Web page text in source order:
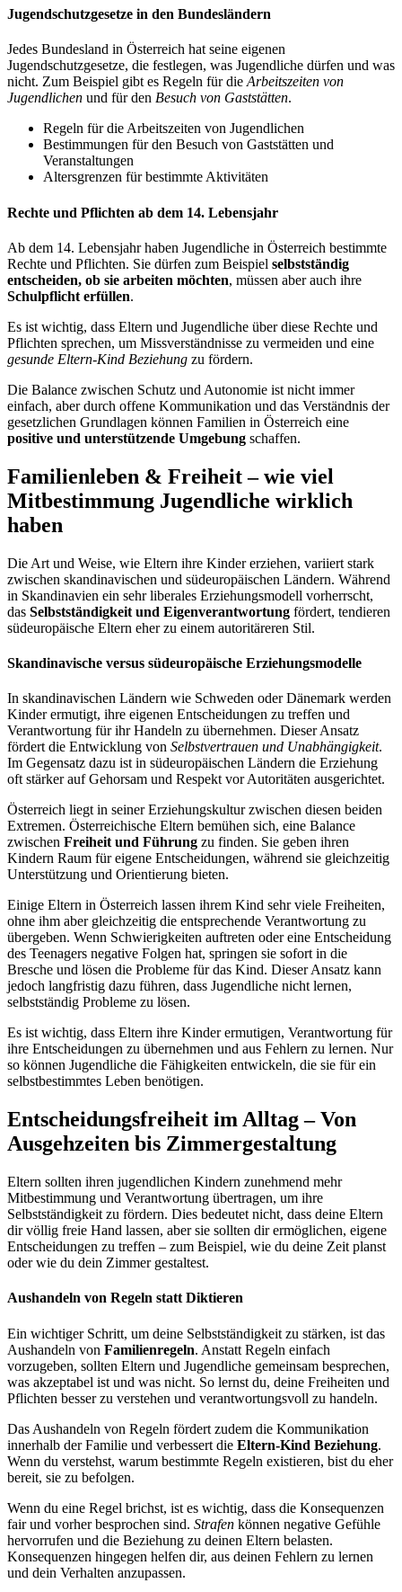
Jugendschutzgesetze in den Bundesländern
Jedes Bundesland in Österreich hat seine eigenen
Jugendschutzgesetze, die festlegen, was Jugendliche dürfen und was
nicht. Zum Beispiel gibt es Regeln für dieArbeitszeiten von
Jugendlichen und für den Besuch von Gaststätten.
Regeln für die Arbeitszeiten von Jugendlichen
Bestimmungen für den Besuch von Gaststätten und
Veranstaltungen
Altersgrenzen für bestimmte Aktivitäten
Rechte und Pflichten ab dem 14. Lebensjahr
Ab dem 14. Lebensjahr haben Jugendliche in Österreich bestimmte
Rechte und Pflichten. Sie dürfen zum Beispiel selbstständig
entscheiden, ob sie arbeiten möchten, müssen aber auch ihre
Schulpflicht erfüllen.
Es ist wichtig, dass Eltern und Jugendliche über diese Rechte und
Pflichten sprechen, um Missverständnisse zu vermeiden und eine
gesunde Eltern-Kind Beziehung zu fördern.
Die Balance zwischen Schutz und Autonomie ist nicht immer
einfach, aber durch offene Kommunikation und das Verständnis der
gesetzlichen Grundlagen können Familien in Österreich eine
positive und unterstützende Umgebung schaffen.
Familienleben & Freiheit – wie viel
Mitbestimmung Jugendliche wirklich
haben
Die Art und Weise, wie Eltern ihre Kinder erziehen, variiert stark
zwischen skandinavischen und südeuropäischen Ländern. Während
in Skandinavien ein sehr liberales Erziehungsmodell vorherrscht,
das Selbstständigkeit und Eigenverantwortung fördert, tendieren
südeuropäische Eltern eher zu einem autoritäreren Stil.
Skandinavische versus südeuropäische Erziehungsmodelle
In skandinavischen Ländern wie Schweden oder Dänemark werden
Kinder ermutigt, ihre eigenen Entscheidungen zu treffen und
Verantwortung für ihr Handeln zu übernehmen. Dieser Ansatz
fördert die Entwicklung von Selbstvertrauen und Unabhängigkeit.
Im Gegensatz dazu ist in südeuropäischen Ländern die Erziehung
oft stärker auf Gehorsam und Respekt vor Autoritäten ausgerichtet.
Österreich liegt in seiner Erziehungskultur zwischen diesen beiden
Extremen. Österreichische Eltern bemühen sich, eine Balance
zwischen Freiheit und Führung zu finden. Sie geben ihren
Kindern Raum für eigene Entscheidungen, während sie gleichzeitig
Unterstützung und Orientierung bieten.
Einige Eltern in Österreich lassen ihrem Kind sehr viele Freiheiten,
ohne ihm aber gleichzeitig die entsprechende Verantwortung zu
übergeben. Wenn Schwierigkeiten auftreten oder eine Entscheidung
des Teenagers negative Folgen hat, springen sie sofort in die
Bresche und lösen die Probleme für das Kind. Dieser Ansatz kann
jedoch langfristig dazu führen, dass Jugendliche nicht lernen,
selbstständig Probleme zu lösen.
Es ist wichtig, dass Eltern ihre Kinder ermutigen, Verantwortung für
ihre Entscheidungen zu übernehmen und aus Fehlern zu lernen. Nur
so können Jugendliche die Fähigkeiten entwickeln, die sie für ein
selbstbestimmtes Leben benötigen.
Entscheidungsfreiheit im Alltag – Von
Ausgehzeiten bis Zimmergestaltung
Eltern sollten ihren jugendlichen Kindern zunehmend mehr
Mitbestimmung und Verantwortung übertragen, um ihre
Selbstständigkeit zu fördern. Dies bedeutet nicht, dass deine Eltern
dir völlig freie Hand lassen, aber sie sollten dir ermöglichen, eigene
Entscheidungen zu treffen – zum Beispiel, wie du deine Zeit planst
oder wie du dein Zimmer gestaltest.
Aushandeln von Regeln statt Diktieren
Ein wichtiger Schritt, um deine Selbstständigkeit zu stärken, ist das
Aushandeln von Familienregeln. Anstatt Regeln einfach
vorzugeben, sollten Eltern und Jugendliche gemeinsam besprechen,
was akzeptabel ist und was nicht. So lernst du, deine Freiheiten und
Pflichten besser zu verstehen und verantwortungsvoll zu handeln.
Das Aushandeln von Regeln fördert zudem die Kommunikation
innerhalb der Familie und verbessert die Eltern-Kind Beziehung.
Wenn du verstehst, warum bestimmte Regeln existieren, bist du eher
bereit, sie zu befolgen.
Wenn du eine Regel brichst, ist es wichtig, dass die Konsequenzen
fair und vorher besprochen sind. Strafen können negative Gefühle
hervorrufen und die Beziehung zu deinen Eltern belasten.
Konsequenzen hingegen helfen dir, aus deinen Fehlern zu lernen
und dein Verhalten anzupassen.